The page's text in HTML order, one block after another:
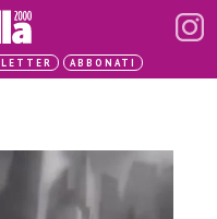
ABBONATI